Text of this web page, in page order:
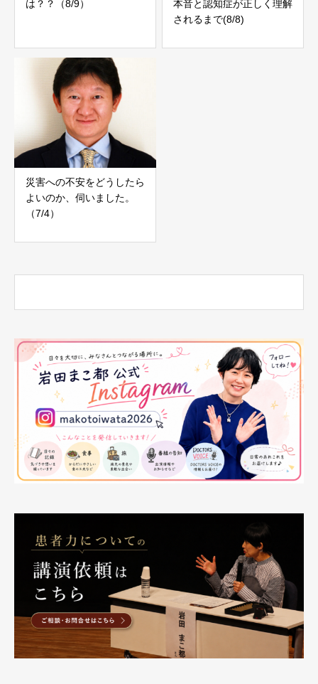
は？？（8/9）
本音と認知症が正しく理解
されるまで(8/8)
災害への不安をどうしたら
よいのか、伺いました。
（7/4）